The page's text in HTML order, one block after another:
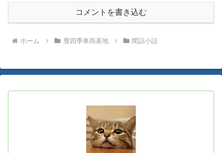
コメントを書き込む
ホーム 豊四季車両基地 閑話小話